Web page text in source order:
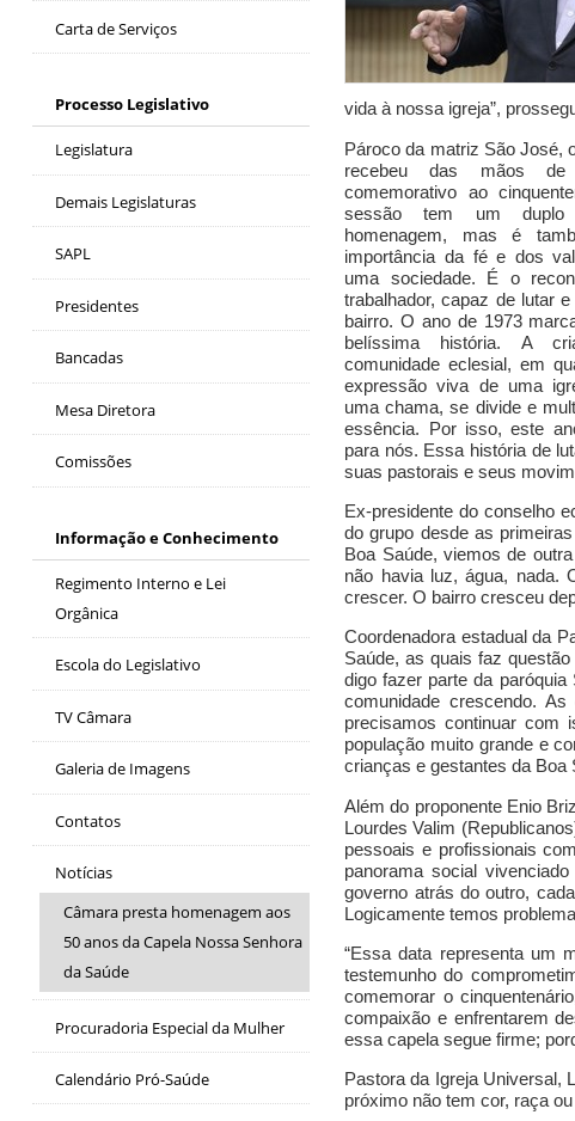
Carta de Serviços
Processo Legislativo
Legislatura
Demais Legislaturas
SAPL
Presidentes
Bancadas
Mesa Diretora
Comissões
Informação e Conhecimento
Regimento Interno e Lei
Orgânica
Escola do Legislativo
TV Câmara
Galeria de Imagens
Contatos
Notícias
Câmara presta homenagem aos
50 anos da Capela Nossa Senhora
da Saúde
Procuradoria Especial da Mulher
Calendário Pró-Saúde
vida à nossa igreja”,
Pároco da matriz São José,
recebeu das mãos
comemorativo ao
sessão tem um duplo
homenagem, mas é
importância da fé e dos
uma sociedade. É o
trabalhador, capaz de lutar
bairro.O ano de 1973
belíssima história. A
comunidade eclesial, em
expressão viva de uma
uma chama, se divide e
essência. Por isso, este
para nós. Essa história de
suas pastorais e seus
Ex-presidente do conselho
do grupo desde as
Boa Saúde, viemos de
não havia luz, água, nada.
crescer.O bairro cresceu
Coordenadora estadual da
Saúde, as quais faz
digo fazer parte da paróquia
comunidade crescendo.
precisamos continuar com
população muito grande e
crianças e gestantes da Boa
Além do proponente Enio
Lourdes Valim
pessoais e profissionais
panorama social
governo atrás do outro,
Logicamente temos
“Essa data representa um
testemunho do
comemorar o
compaixão e enfrentarem
essa capela segue firme;
Pastora da Igreja Universal,
próximo não tem cor, raça